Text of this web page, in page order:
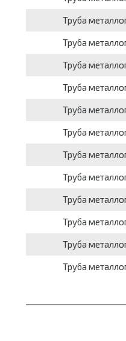
Труба
Труба
Труба
Труба
Труба
Труба
Труба
Труба
Труба
Труба
Труба
Труба